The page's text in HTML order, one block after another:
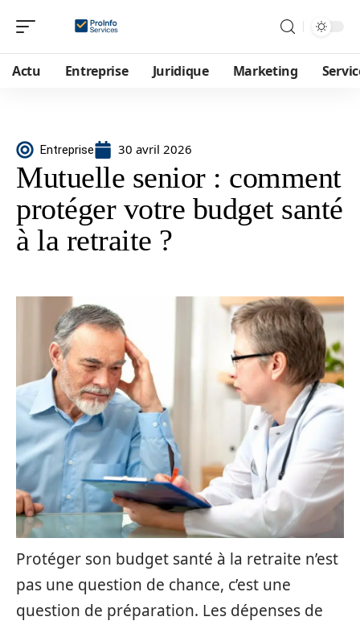
Actu Entreprise Juridique Marketing
Entreprise 30 avril 2026
Mutuelle senior : comment
protéger votre budget santé
à la retraite ?
Protéger son budget santé à la retraite n’est
pas une question de chance, c’est une
question de préparation. Les dépenses de